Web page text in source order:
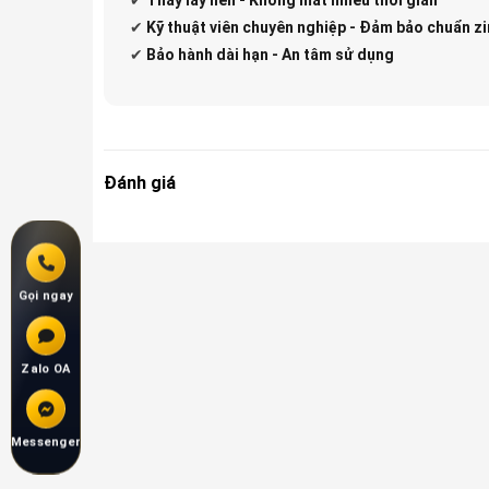
✔ Kỹ thuật viên chuyên nghiệp - Đảm bảo chuẩn
✔ Bảo hành dài hạn - An tâm sử dụng
Đánh giá
Gọi ngay
Zalo OA
Messenger